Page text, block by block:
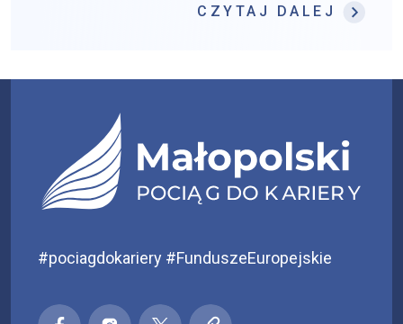
CZYTAJ DALEJ : JAK
#pociagdokariery #FunduszeEuropejskie